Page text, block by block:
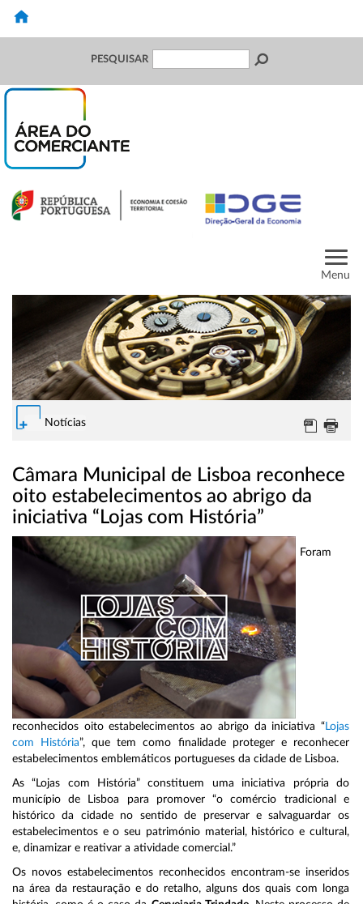
PESQUISAR
Menu
Notícias
Câmara Municipal de Lisboa reconhece
oito estabelecimentos ao abrigo da
iniciativa “Lojas com História”
Foram
reconhecidos oito estabelecimentos ao abrigo da iniciativa “Lojas
com História”, que tem como finalidade proteger e reconhecer
estabelecimentos emblemáticos portugueses da cidade de Lisboa.
As “Lojas com História” constituem uma iniciativa própria do
município de Lisboa para promover “o comércio tradicional e
histórico da cidade no sentido de preservar e salvaguardar os
estabelecimentos e o seu património material, histórico e cultural,
e, dinamizar e reativar a atividade comercial.”
Os novos estabelecimentos reconhecidos encontram-se inseridos
na área da restauração e do retalho, alguns dos quais com longa